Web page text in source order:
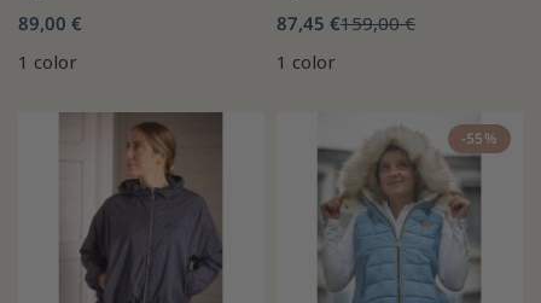
89,00 €
1 color
87,45 €159,00 €
1 color
-55%